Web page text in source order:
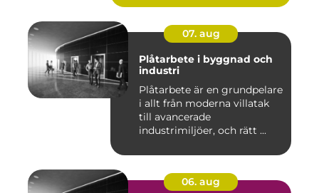
07. aug
Plåtarbete i byggnad och
industri
Plåtarbete är en grundpelare
i allt från moderna villatak
till avancerade
industrimiljöer, och rätt ...
06. aug